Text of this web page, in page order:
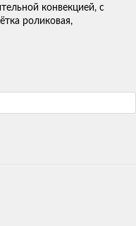
конвекцией, с
роликовая,